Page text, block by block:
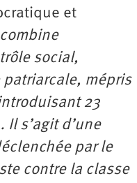
et
social,
mépris
23
s’agit d’une
par le
contre la classe